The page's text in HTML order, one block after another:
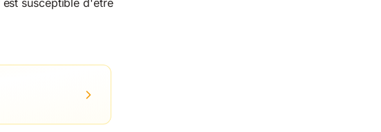
susceptible d'être